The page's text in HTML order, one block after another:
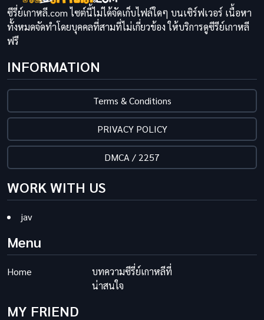
ซีรี่ย์เกาหลี.com ไซต์นี้ไม่ได้จัดเก็บไฟล์ใดๆ บนเซิร์ฟเวอร์ เนื้อหา
ทั้งหมดจัดทำโดยบุคคลที่สามที่ไม่เกี่ยวข้อง ให้บริการดูซีรีย์เกาหลี
ฟรี
INFORMATION
Terms & Conditions
PRIVACY POLICY
DMCA / 2257
WORK WITH US
jav
Menu
Home
บทความซีรี่ย์เกาหลีที่
น่าสนใจ
MY FRIEND